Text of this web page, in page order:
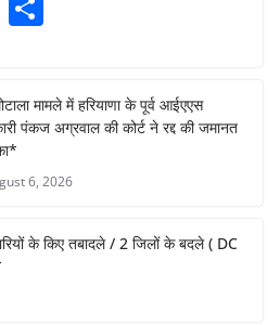
e
dI
n
e
मामले में हरियाणा के पूर्व आईएएस
पंकज अग्रवाल की कोर्ट ने रद्द की जमानत
6, 2026
के किए तबादले / 2 जिलों के बदले ( DC